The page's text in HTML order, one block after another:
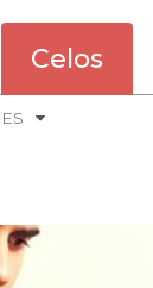
Celos